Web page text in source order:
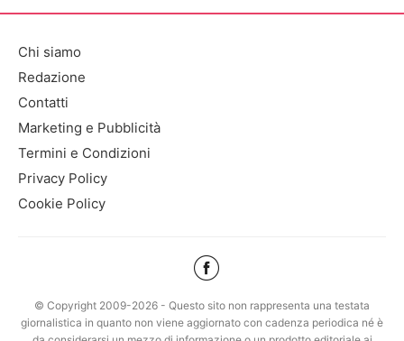
Chi siamo
Redazione
Contatti
Marketing e Pubblicità
Termini e Condizioni
Privacy Policy
Cookie Policy
© Copyright 2009-2026 - Questo sito non rappresenta una testata
giornalistica in quanto non viene aggiornato con cadenza periodica né è